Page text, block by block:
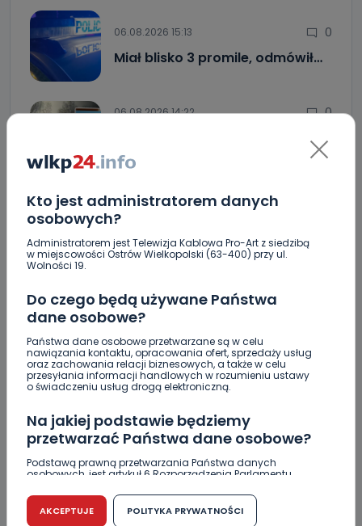
Kto jest administratorem danych
osobowych?
Administratorem jest Telewizja Kablowa Pro-Art z siedzibą
w miejscowości Ostrów Wielkopolski (63-400) przy ul.
Wolności 19.
Do czego będą używane Państwa
dane osobowe?
Państwa dane osobowe przetwarzane są w celu
nawiązania kontaktu, opracowania ofert, sprzedaży usług
oraz zachowania relacji biznesowych, a także w celu
przesyłania informacji handlowych w rozumieniu ustawy
o świadczeniu usług drogą elektroniczną.
Na jakiej podstawie będziemy
przetwarzać Państwa dane osobowe?
Podstawą prawną przetwarzania Państwa danych
osobowych, jest artykuł 6 Rozporządzenia Parlamentu
r. w sprawie ochrony osób fizycznych w związku z
przetwarzaniem danych osobowych w sprawie
swobodnego przepływu takich danych oraz uchylenia
AKCEPTUJE POLITYKA PRYWATNOŚCI
06.08.2026 15:13 0
Miał blisko 3 promile, odmówił…
06.08.2026 14:22 0
umowę na…
06.08.2026 13:33
Z Krotoszyna do Wrocławia.
Krótka…
Czysty magnez z potasem – dlaczego warto
zajrzeć do wyników z laboratorium?
Utrudnienia na Ledóchowskiego jeszcze do końca
wakacji
Policja ostrzega: wakacje to raj dla włamywaczy
Greg Hancock z wizytą w Ostrowie Wielkopolskim.
Wspiera amerykańskie talenty [WIDEO]
Masz karaluchy w domu? Sprawdź, jak skutecznie
Bójka z użyciem noża. Zatrzymano czterech